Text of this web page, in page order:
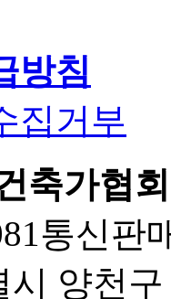
방침
집거부
축가협회
통신판
시 양천